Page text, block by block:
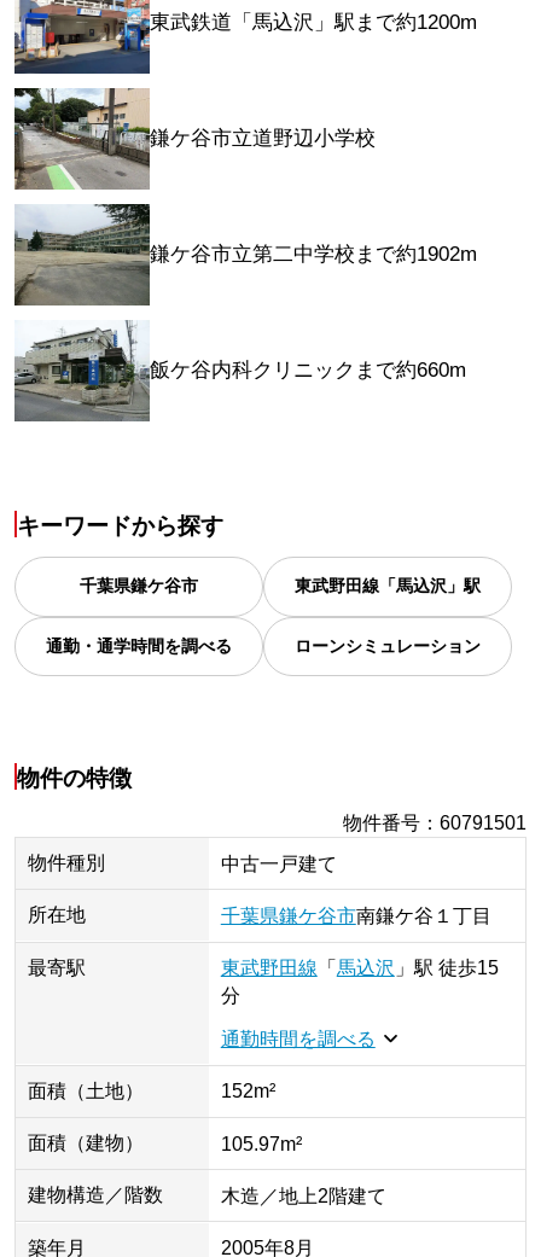
東武鉄道「馬込沢」駅まで約1200m
鎌ケ谷市立道野辺小学校
鎌ケ谷市立第二中学校まで約1902m
飯ケ谷内科クリニックまで約660m
キーワードから探す
千葉県鎌ケ谷市 東武野田線「馬込沢」駅
通勤・通学時間を調べる ローンシミュレーション
物件の特徴
物件番号 ：60791501
物件種別
中古一戸建て
所在地 千葉県鎌ケ谷市南鎌ケ谷 １丁目
最寄駅 東武野田線 「 馬込沢 」 駅 徒歩15
分
通勤時間を調べる
面積（土地） 152m²
面積（建物） 105.97m²
建物構造／階数 木造／地上2階建て
築年月 2005年8月